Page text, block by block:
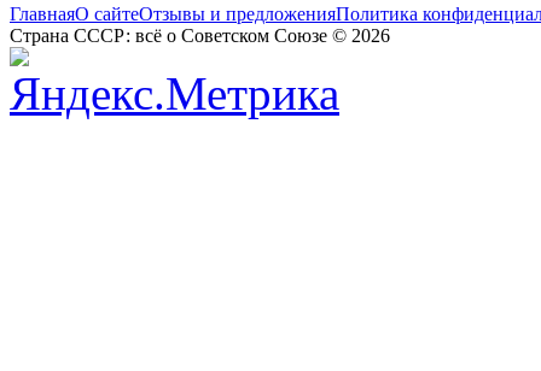
ГлавнаяО сайтеОтзывы и предложенияПолитика
Страна СССР: всё о Советском Союзе © 2026